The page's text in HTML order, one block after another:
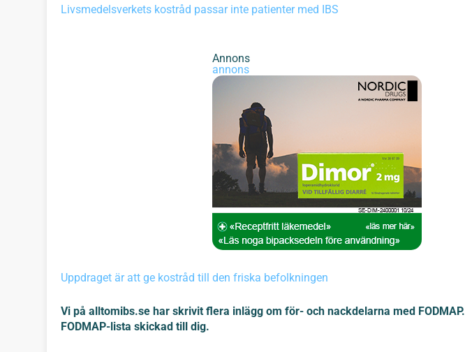
Livsmedelsverkets kostråd passar inte patienter med IBS
Annons
annons
Uppdraget är att ge kostråd till den friska befolkningen
Vi på alltomibs.se har skrivit flera inlägg om för- och nackdelarna med FODMAP.
FODMAP-lista skickad till dig.